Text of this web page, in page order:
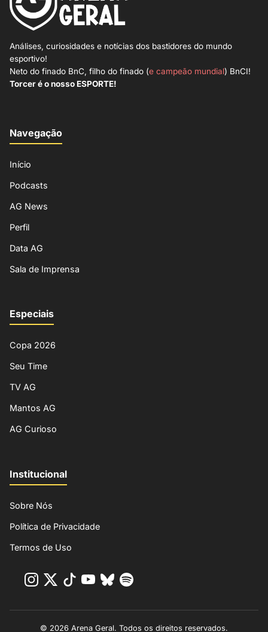
Análises, curiosidades e notícias dos bastidores do mundo
esportivo!
Neto do finado BnC, filho do finado (e campeão mundial) BnCI!
Torcer é o nosso ESPORTE!
Navegação
Início
Podcasts
AG News
Perfil
Data AG
Sala de Imprensa
Especiais
Copa 2026
Seu Time
TV AG
Mantos AG
AG Curioso
Institucional
Sobre Nós
Política de Privacidade
Termos de Uso
© 2026 Arena Geral. Todos os direitos reservados.